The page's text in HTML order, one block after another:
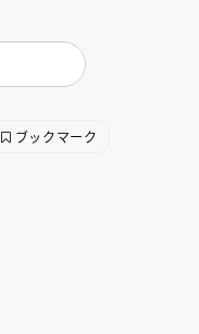
ブックマーク